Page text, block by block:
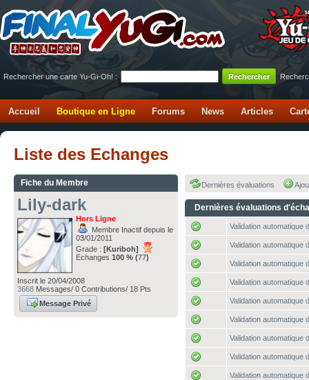
Rechercher une carte Yu-Gi-Oh! :
Accueil Boutique en Ligne Forums News Articles
Liste des Echanges
Fiche du Membre
Lily-dark
Hors Ligne
Membre Inactif depuis le
03/01/2011
Grade : [Kuriboh]
Echanges 100 % (77)
Inscrit le 20/04/2008
3668 Messages/ 0 Contributions/ 18 Pts
Message Privé
Dernières évaluations
Dernières évaluations
Validation automatique
Validation automatique
Validation automatique
Validation automatique
Validation automatique
Validation automatique
Validation automatique
Validation automatique
Validation automatique